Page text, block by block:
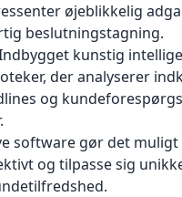
øjeblikkelig
beslutningstagning.
kunstig
der analyserer
og
software gør det
og tilpasse sig